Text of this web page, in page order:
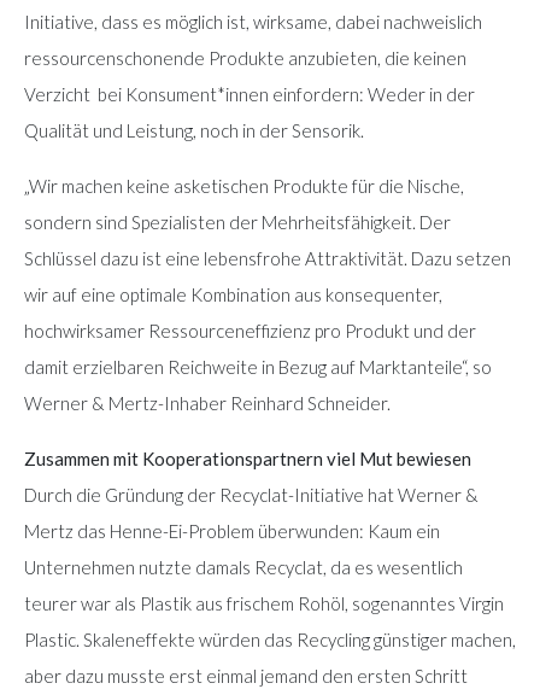
Initiative, dass es möglich ist, wirksame, dabei nachweislich
ressourcenschonende Produkte anzubieten, die keinen
Verzicht bei Konsument*innen einfordern: Weder in der
Qualität und Leistung, noch in der Sensorik.
„Wir machen keine asketischen Produkte für die Nische,
sondern sind Spezialisten der Mehrheitsfähigkeit. Der
Schlüssel dazu ist eine lebensfrohe Attraktivität. Dazu setzen
wir auf eine optimale Kombination aus konsequenter,
hochwirksamer Ressourceneffizienz pro Produkt und der
damit erzielbaren Reichweite in Bezug auf Marktanteile“, so
Werner & Mertz-Inhaber Reinhard Schneider.
Zusammen mit Kooperationspartnern viel Mut bewiesen
Durch die Gründung der Recyclat-Initiative hat Werner &
Mertz das Henne-Ei-Problem überwunden: Kaum ein
Unternehmen nutzte damals Recyclat, da es wesentlich
teurer war als Plastik aus frischem Rohöl, sogenanntes Virgin
Plastic. Skaleneffekte würden das Recycling günstiger machen,
aber dazu musste erst einmal jemand den ersten Schritt